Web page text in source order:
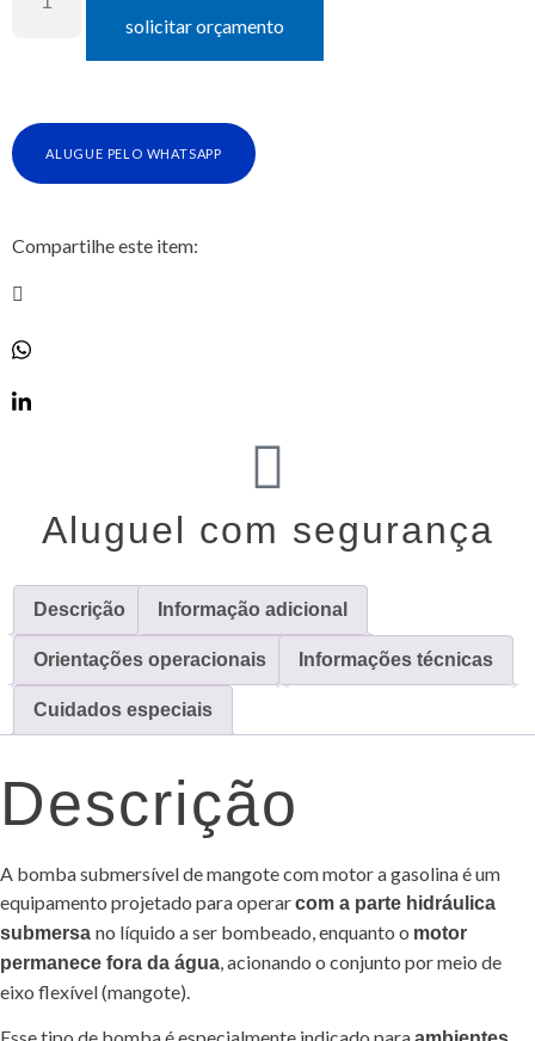
solicitar orçamento
ALUGUE PELO WHATSAPP
Compartilhe este item:
Aluguel com segurança
Descrição Informação adicional
Orientações operacionais Informações técnicas
Cuidados especiais
Descrição
A bomba submersível de mangote com motor a gasolina é um
equipamento projetado para operarcom a parte hidráulica
submersa no líquido a ser bombeado, enquanto o motor
permanece fora da água , acionando o conjunto por meio de
eixo flexível (mangote).